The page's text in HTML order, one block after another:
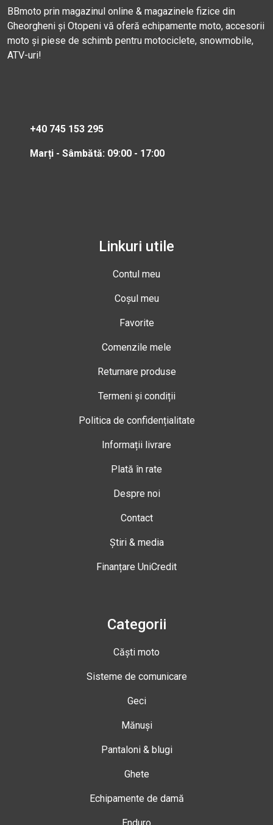
BBmoto prin magazinul online & magazinele fizice din
Gheorgheni și Otopeni vă oferă echipamente moto, accesorii
moto și piese de schimb pentru motociclete, snowmobile,
ATV-uri!
+40 745 153 295
Marți - Sâmbătă: 09:00 - 17:00
Linkuri utile
Contul meu
Coșul meu
Favorite
Comenzile mele
Returnare produse
Termeni și condiții
Politica de confidențialitate
Informații livrare
Plată în rate
Despre noi
Contact
Știri & media
Finanțare UniCredit
Categorii
Căști moto
Sisteme de comunicare
Geci
Mănuși
Pantaloni & blugi
Ghete
Echipamente de damă